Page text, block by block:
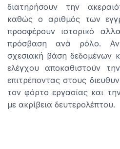
διατηρήσουν την
καθώς ο αριθμός των
προσφέρουν ιστορικό
πρόσβαση ανά ρόλο.
σχεσιακή βάση δεδομένων
ελέγχου αποκαθιστούν
επιτρέποντας στους
τον φόρτο εργασίας και
με ακρίβεια δευτερολέπτου.